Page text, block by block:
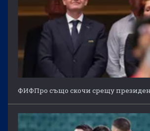
ФИФПро също скочи срещу